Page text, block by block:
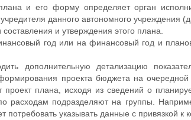
и его форму определяет орган
данного автономного учреждения
и утверждения этого плана.
год или на финансовый год и
дополнительную детализацию
проекта бюджета на
проект плана, исходя из сведений о
расходам подразделяют на группы.
потребовать указывать данные с привязкой